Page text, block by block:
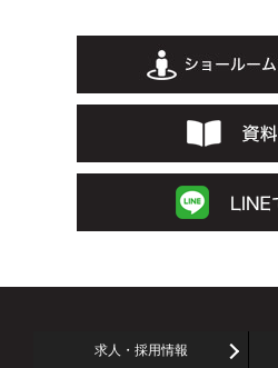
求人・採用情報